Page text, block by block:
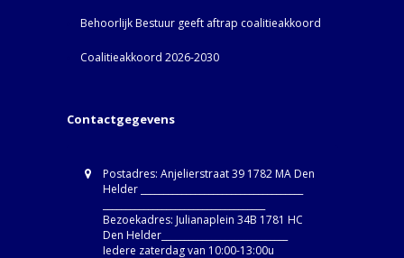
Behoorlijk Bestuur geeft aftrap coalitieakkoord
Coalitieakkoord 2026-2030
Contactgegevens
Postadres: Anjelierstraat 39 1782 MA Den
Helder ____________________________________
Bezoekadres: Julianaplein 34B 1781 HC
Den Helder____________________________
Iedere zaterdag van 10:00-13:00u